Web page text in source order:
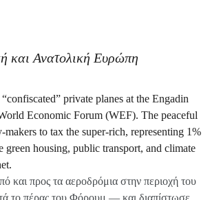
και Ανατολική Ευρώπη
και προς τα αεροδρόμια στην περιοχή του
το πέρας του Φόρουμ — και διαπίστωσε